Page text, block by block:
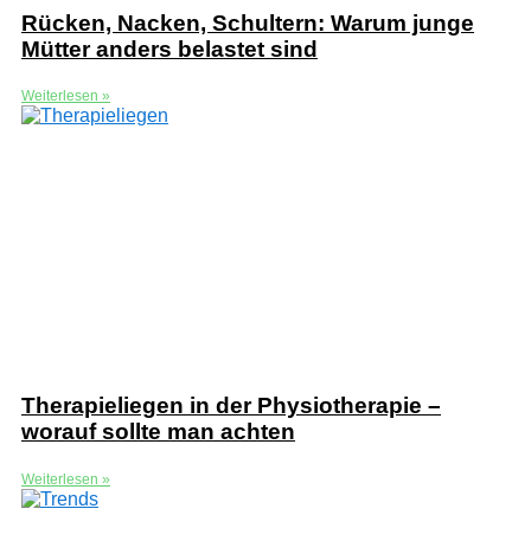
Rücken, Nacken, Schultern: Warum junge
Mütter anders belastet sind
Weiterlesen »
Therapieliegen in der Physiotherapie –
worauf sollte man achten
Weiterlesen »